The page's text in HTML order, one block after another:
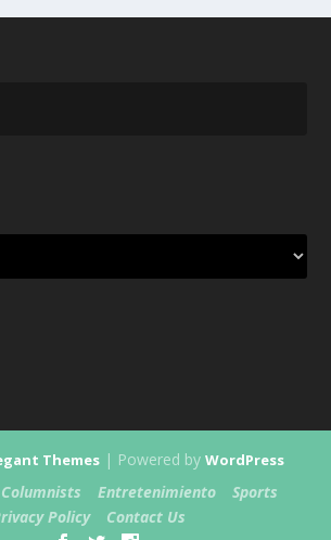
Themes | Powered by WordPress
Columnists Entretenimiento
Sports
Policy
Contact Us